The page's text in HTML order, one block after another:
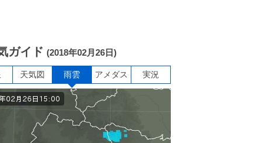
ガイド (2018年02月26日)
天気図 雨雲 アメダス 実況